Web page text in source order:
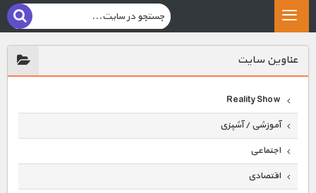
عناوين سايت
Reality Show
آموزشی / آشپزی
اجتماعی
اقتصادی